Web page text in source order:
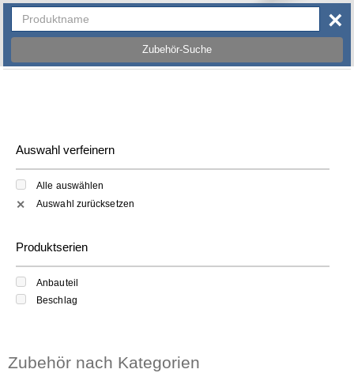
Zubehör-Suche
×
Auswahl verfeinern
Alle auswählen
✕ Auswahl zurücksetzen
Produktserien
Anbauteil
Beschlag
Zubehör nach Kategorien